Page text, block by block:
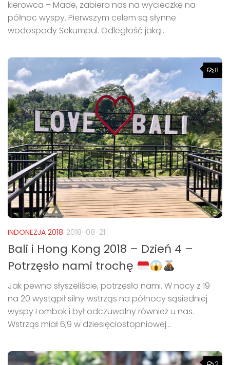
kierowca – Made, zabiera nas na wycieczkę na
północ wyspy. Pierwszym celem są słynne
wodospady Sekumpul. Odległość jaką...
8
INDONEZJA 2018 2018-08-21
Bali i Hong Kong 2018 – Dzień 4 –
Potrzęsło nami trochę
Jak pewno słyszeliście, potrzęsło nami. W nocy z 19
na 20 wystąpił silny wstrząs na północy sąsiedniej
wyspy Lombok i był odczuwalny również u nas.
Wstrząs miał 6,9 w dziesięciostopniowej...